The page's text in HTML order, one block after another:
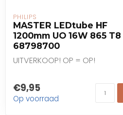
PHILIPS
MASTER LEDtube HF
1200mm UO 16W 865 T8
68798700
UITVERKOOP! OP = OP!
€9,95
Op voorraad